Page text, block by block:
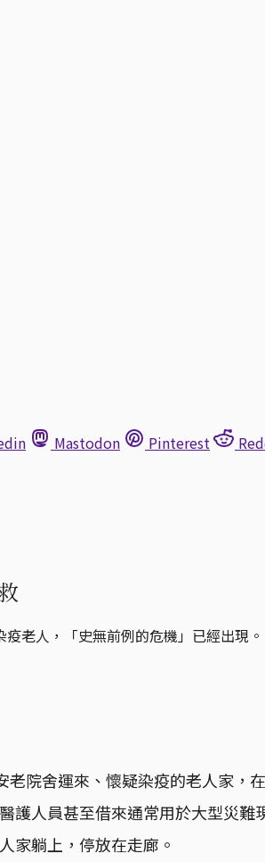
Mastodon Pinterest
老人，「史無前例的危機」已經出現。
院舍運來、懷疑染疫的老人家，
護人員甚至借來通常用於大型災難
家躺上，停放在走廊。